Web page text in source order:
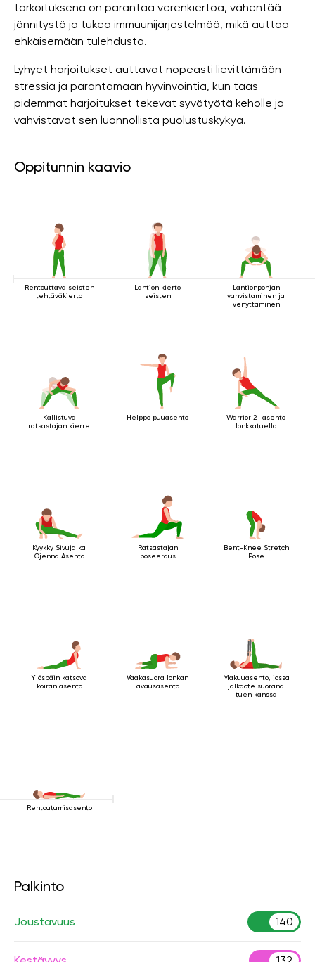
tarkoituksena on parantaa verenkiertoa, vähentää
jännitystä ja tukea immuunijärjestelmää, mikä auttaa
ehkäisemään tulehdusta.
Lyhyet harjoitukset auttavat nopeasti lievittämään
stressiä ja parantamaan hyvinvointia, kun taas
pidemmät harjoitukset tekevät syvätyötä keholle ja
vahvistavat sen luonnollista puolustuskykyä.
Oppitunnin kaavio
Rentouttava seisten
tehtäväkierto
Lantion kierto
seisten
Lantionpohjan
vahvistaminen ja
venyttäminen
Kallistuva
ratsastajan kierre
Helppo puuasento
Warrior 2 -asento
lonkkatuella
Kyykky Sivujalka
Ojenna Asento
Ratsastajan
poseeraus
Bent-Knee Stretch
Pose
Ylöspäin katsova
koiran asento
Vaakasuora lonkan
avausasento
Makuuasento, jossa
jalkaote suorana
tuen kanssa
Rentoutumisasento
Palkinto
Joustavuus 140